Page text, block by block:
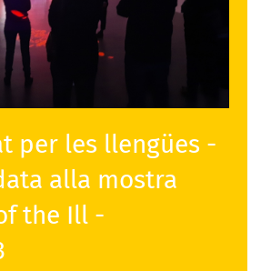
per les llengües -
alla mostra
the Ill -